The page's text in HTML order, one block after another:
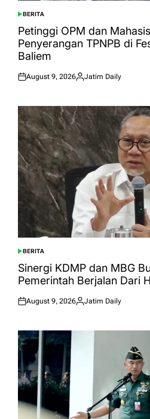
POSTED
IN
BERITA
Petinggi OPM dan
Penyerangan TPNPB di
Baliem
Posted
August 9, 2026
Posted
Jatim Daily
POSTED
IN
BERITA
Sinergi KDMP dan MBG
Pemerintah Berjalan Dari
Posted
August 9, 2026
Posted
Jatim Daily